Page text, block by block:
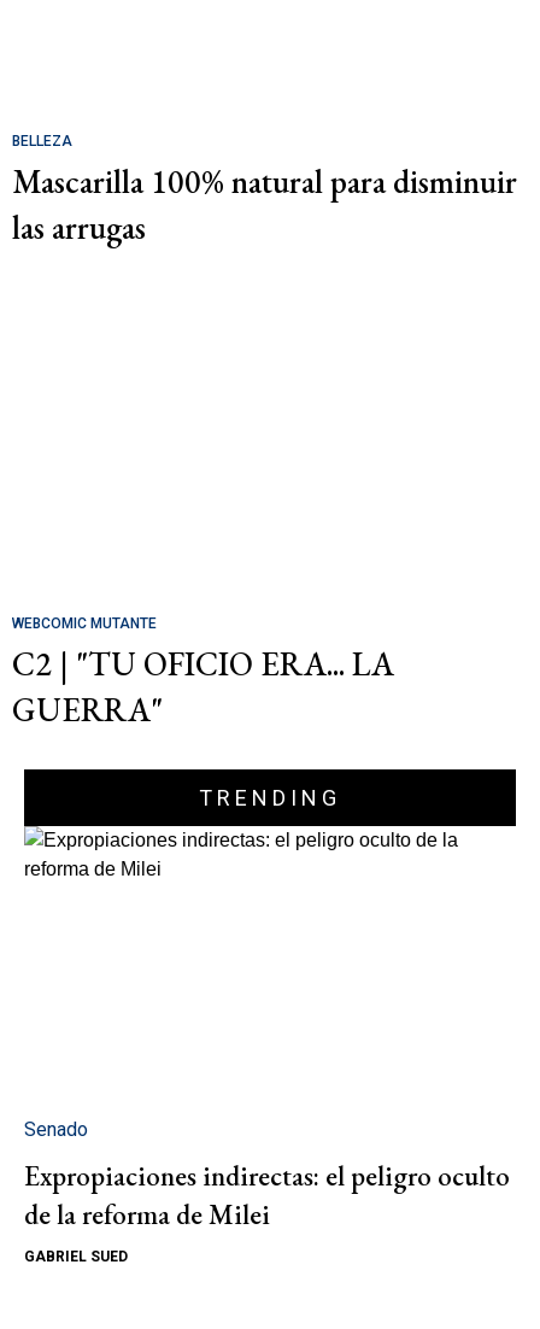
BELLEZA
Mascarilla 100% natural para disminuir
las arrugas
WEBCOMIC MUTANTE
C2 | "TU OFICIO ERA... LA
GUERRA"
TRENDING
Senado
Expropiaciones indirectas: el peligro oculto
de la reforma de Milei
GABRIEL SUED